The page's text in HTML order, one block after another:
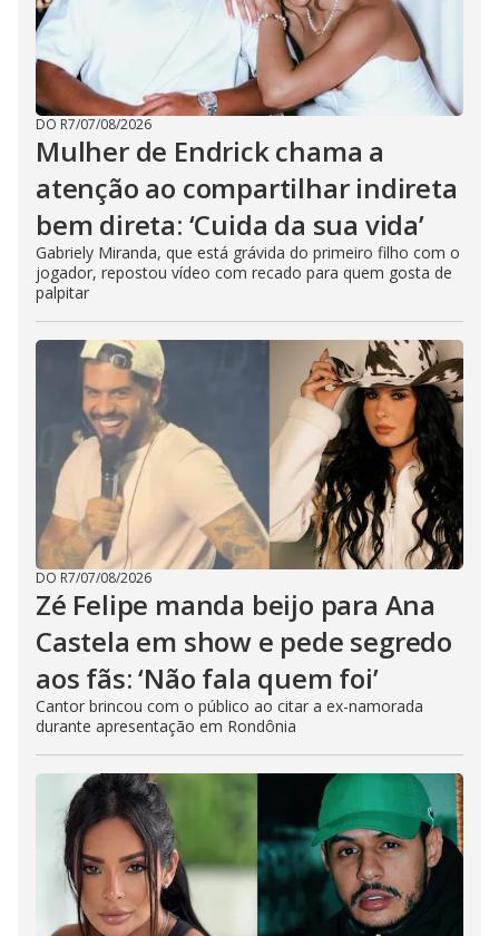
DO R7/07/08/2026
Mulher de Endrick chama a
atenção ao compartilhar indireta
bem direta: ‘Cuida da sua vida’
Gabriely Miranda, que está grávida do primeiro filho com o
jogador, repostou vídeo com recado para quem gosta de
palpitar
DO R7/07/08/2026
Zé Felipe manda beijo para Ana
Castela em show e pede segredo
aos fãs: ‘Não fala quem foi’
Cantor brincou com o público ao citar a ex-namorada
durante apresentação em Rondônia